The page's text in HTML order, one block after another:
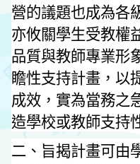
營的議題也成為各
亦攸關學生受教權
品質與教師專業形
瞻性支持計畫，以
成效，實為當務之
造學校或教師支持
二、旨揭計畫可由